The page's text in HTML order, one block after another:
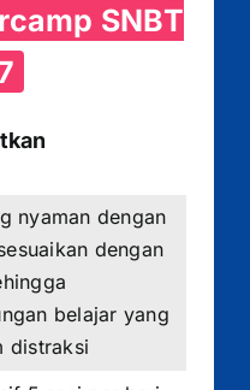
SNBT
nyaman dengan
dengan
belajar yang
distraksi